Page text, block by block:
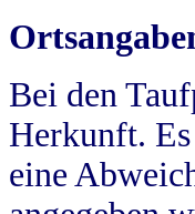
Bei den
Herkunft.
eine